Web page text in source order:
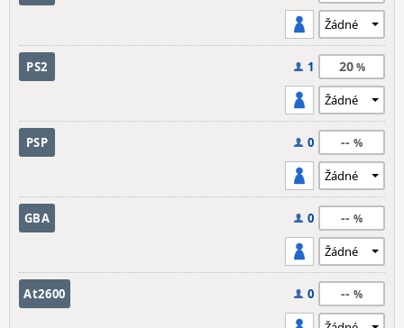
PS2 1 20
PSP 0 --
GBA 0 --
At2600 0 --